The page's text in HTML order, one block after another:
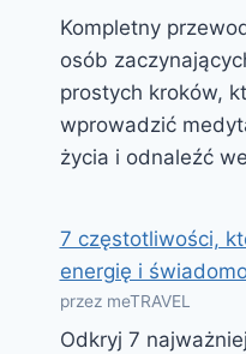
Kompletny
osób
prostych kroków,
wprowadzić
życia i odnaleźć
7 częstotliwości,
energię i
przez meTRAVEL
Odkryj 7